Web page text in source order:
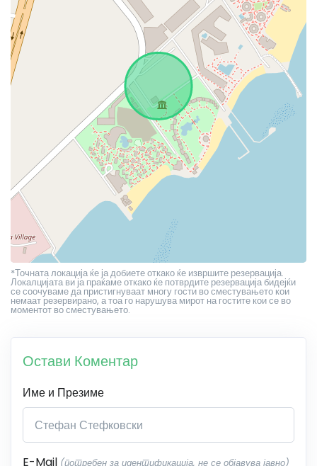
*Точната локација ќе ја добиете откако ќе извршите резервација.
Локалцијата ви ја праќаме откако ќе потврдите резервација бидејќи
се соочуваме да пристигнуваат многу гости во сместувањето кои
немаат резервирано, а тоа го нарушува мирот на гостите кои се во
моментот во сместувањето.
Остави Коментар
Име и Презиме
E-Mail (потребен за идентификација, не се објавува јавно)